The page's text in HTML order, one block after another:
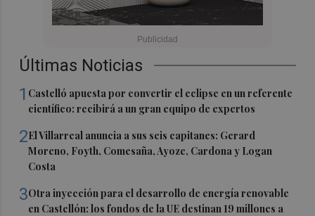
Últimas Noticias
1 Castelló apuesta por convertir el eclipse en un referente
científico: recibirá a un gran equipo de expertos
2El Villarreal anuncia a sus seis capitanes: Gerard
Moreno, Foyth, Comesaña, Ayoze, Cardona y Logan
Costa
3Otra inyección para el desarrollo de energía renovable
en Castellón: los fondos de la UE destinan 19 millones a